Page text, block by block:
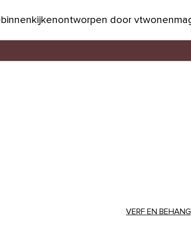
binnenkijkenontworpen door vtwonen
VERF EN BEHANG